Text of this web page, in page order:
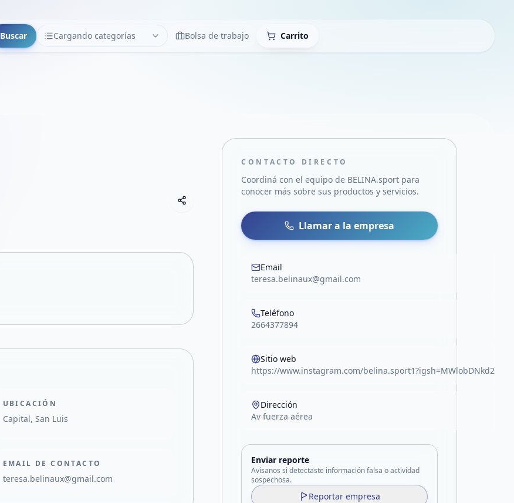
Buscar Cargando categorías
CATEGORÍAS LimpiarBolsa de trabajo Carrito
Compartir empresa
Compartir por WhatsApp
Compartir por mail
Compartir en Facebook
UBICACIÓN
Capital, San Luis
EMAIL DE CONTACTO
teresa.belinaux@gmail.com
CONTACTO DIRECTO
Coordiná con el equipo de BELINA.sport para
conocer más sobre sus productos y servicios.
Llamar a la empresa
Email
teresa.belinaux@gmail.com
Teléfono
2664377894
Sitio web
https://www.instagram.com/
Dirección
Av fuerza aérea
Enviar reporte
Avisanos si detectaste información falsa o actividad
sospechosa.
Reportar empresa